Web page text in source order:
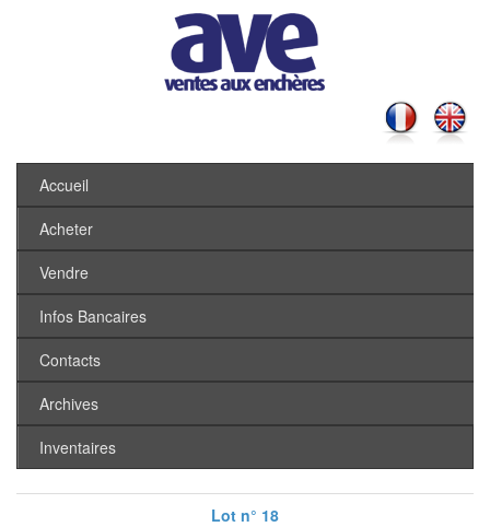
Accueil
Acheter
Vendre
Infos Bancaires
Contacts
Archives
Inventaires
Lot n° 18